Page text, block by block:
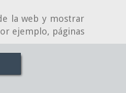
la web y mostrar
ejemplo, páginas